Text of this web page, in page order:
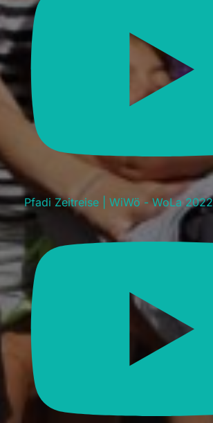
Pfadi Zeitreise | WiWö - WoLa 2022